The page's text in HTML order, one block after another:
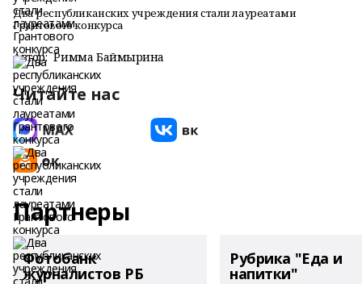
Два республиканских учреждения стали лауреатами
Грантового конкурса
Автор: Римма Баймырҙина
Читайте нас
Партнеры
Фотобанк
журналистов РБ
Рубрика "Еда и
напитки"